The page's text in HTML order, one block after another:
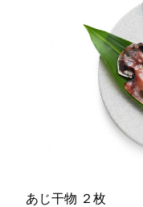
あじ干物 ２枚